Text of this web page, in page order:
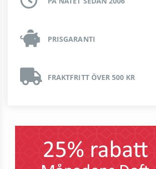
PRISGARANTI
FRAKTFRITT ÖVER 500 KR